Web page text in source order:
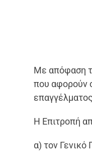
Με απόφαση
που αφορούν
Η Επιτροπή
α) τον